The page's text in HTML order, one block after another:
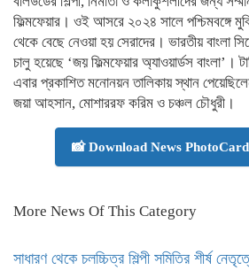
ফিল্মফেয়ার। ওই আসরে ২০২৪ সালে পশ্চিমবঙ্গে
থেকে বেছে নেওয়া হয় সেরাদের। ভারতীয় বাংলা
চালু হয়েছে ‘জয় ফিল্মফেয়ার অ্যাওয়ার্ডস বাংলা’।
এবার প্রকাশিত মনোনয়ন তালিকায় স্থান
জয়া আহসান, মোশাররফ করিম ও চঞ্চল চৌধুরী।
📸 Download News
More News Of This Category
সাধারণ থেকে চলচ্চিত্র শিল্পী সমিতির শীর্ষ